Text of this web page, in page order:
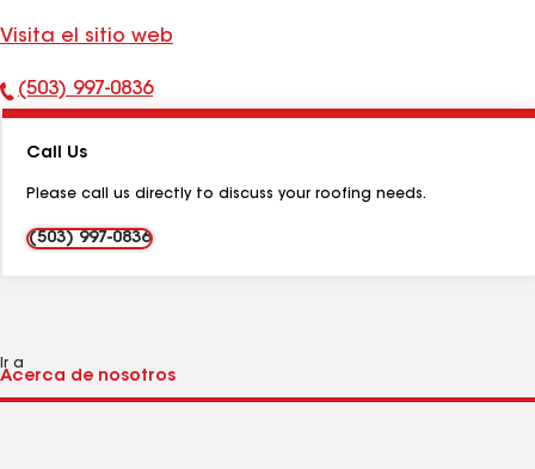
Visita el sitio web
Número
teléfono:
(503) 997-0836
Call Us
Please call us directly to discuss your roofing needs.
(503) 997-0836
Ir a